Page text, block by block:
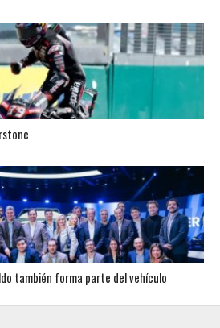
también forma parte del vehículo